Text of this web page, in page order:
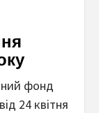
фонд
24 квітня